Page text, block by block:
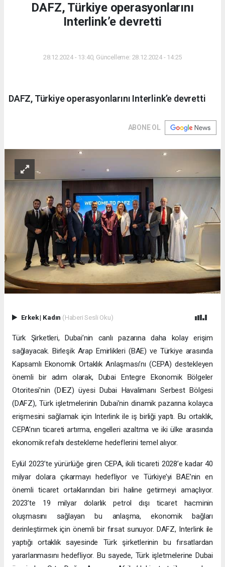
DAFZ, Türkiye operasyonlarını
Interlink’e devretti
28.12.2024 - 13:40, Güncelleme: 28.12.2024 - 14:25
DAFZ, Türkiye operasyonlarını Interlink’e devretti
ABONE OL
Erkek| Kadın (Haberi Sesli Oku)
Türk Şirketleri, Dubai’nin canlı pazarına daha kolay erişim
sağlayacak. Birleşik Arap Emirlikleri (BAE) ve Türkiye arasında
Kapsamlı Ekonomik Ortaklık Anlaşması’nı (CEPA) destekleyen
önemli bir adım olarak, Dubai Entegre Ekonomik Bölgeler
Otoritesi’nin (DIEZ) üyesi Dubai Havalimanı Serbest Bölgesi
(DAFZ), Türk işletmelerinin Dubai’nin dinamik pazarına kolayca
erişmesini sağlamak için Interlink ile iş birliği yaptı. Bu ortaklık,
CEPA’nın ticareti artırma, engelleri azaltma ve iki ülke arasında
ekonomik refahı destekleme hedeflerini temel alıyor.
Eylül 2023’te yürürlüğe giren CEPA, ikili ticareti 2028’e kadar 40
milyar dolara çıkarmayı hedefliyor ve Türkiye’yi BAE’nin en
önemli ticaret ortaklarından biri haline getirmeyi amaçlıyor.
2023’te 19 milyar dolarlık petrol dışı ticaret hacminin
oluşmasını sağlayan bu anlaşma, ekonomik bağları
derinleştirmek için önemli bir fırsat sunuyor. DAFZ, Interlink ile
yaptığı ortaklık sayesinde Türk şirketlerinin bu fırsatlardan
yararlanmasını hedefliyor. Bu sayede, Türk işletmelerine Dubai